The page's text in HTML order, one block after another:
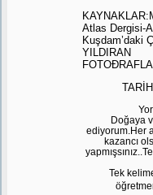
Atlas Dergisi-
Kuşdam’daki
YILDIRAN
Doğaya
ediyorum.Her
kazancı
Tek